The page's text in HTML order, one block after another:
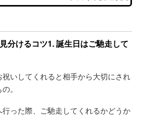
分けるコツ1. 誕生日はご馳走して
いしてくれると相手から大切にされ
。
った際、ご馳走してくれるかどうか